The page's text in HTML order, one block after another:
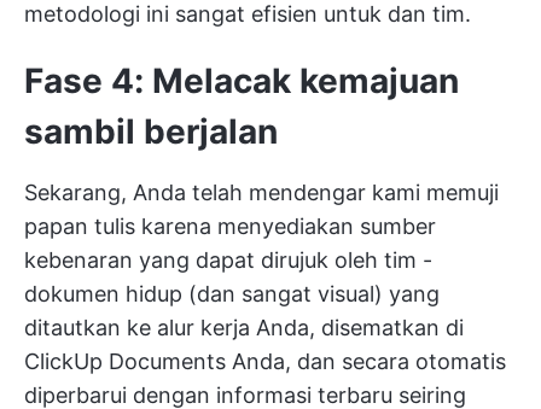
metodologi ini sangat efisien untuk dan tim.
Fase 4: Melacak kemajuan
sambil berjalan
Sekarang, Anda telah mendengar kami memuji
papan tulis karena menyediakan sumber
kebenaran yang dapat dirujuk oleh tim -
dokumen hidup (dan sangat visual) yang
ditautkan ke alur kerja Anda, disematkan di
ClickUp Documents Anda, dan secara otomatis
diperbarui dengan informasi terbaru seiring